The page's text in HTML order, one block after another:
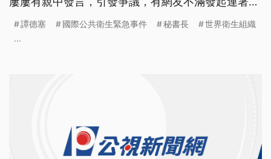
炎疫情蔓延全球，世界衛生組織秘書長譚德塞在台灣
時間26號凌晨召開國際記者會，坦承這波病毒非常危
譚德塞 國際公共衛生緊急事件 秘書長
世界衛生組織
...